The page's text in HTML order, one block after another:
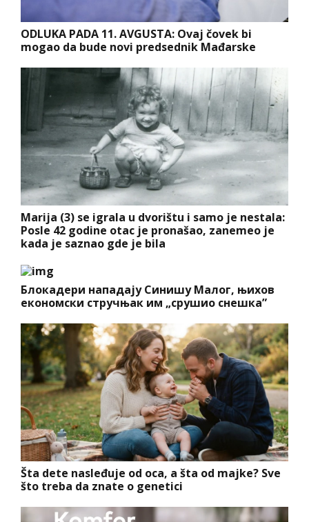
ODLUKA PADA 11. AVGUSTA: Ovaj čovek bi
mogao da bude novi predsednik Mađarske
Marija (3) se igrala u dvorištu i samo je nestala:
Posle 42 godine otac je pronašao, zanemeo je
kada je saznao gde je bila
Блокадери нападају Синишу Малог, њихов
економски стручњак им „срушио снешка”
Šta dete nasleđuje od oca, a šta od majke? Sve
što treba da znate o genetici